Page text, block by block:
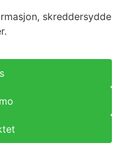
skreddersydde